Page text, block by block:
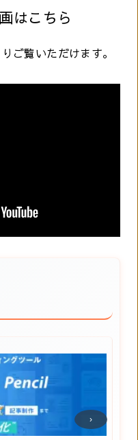
はこちら
ご覧いただけます。
›